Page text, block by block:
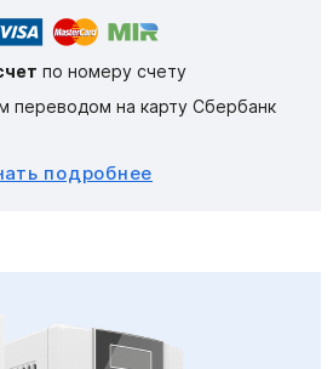
по номеру счету
переводом на карту Сбербанк
подробнее